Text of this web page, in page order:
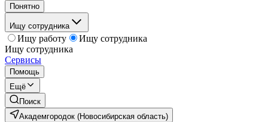
Понятно
Ищу сотрудника
Ищу работу
Ищу сотрудника
Ищу сотрудника
Сервисы
Помощь
Ещё
Поиск
Академгородок (Новосибирская область)